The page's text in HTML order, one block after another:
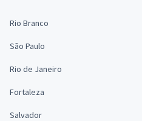
Rio Branco
São Paulo
Rio de Janeiro
Fortaleza
Salvador